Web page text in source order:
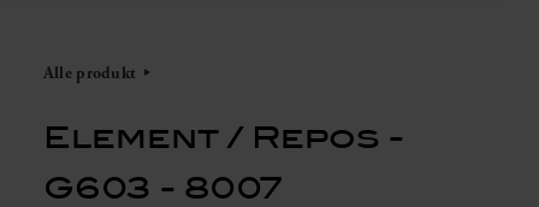
Alle produkt
Element / Repos -
G603 - 8007